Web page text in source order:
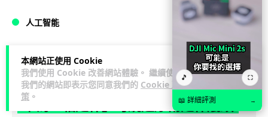
本網站正使用 Cookie
我們使用 Cookie 改善網站體驗。 繼續使用
我們的網站即表示您同意我們的 Cookie 政
策 。
人工智能
Lawton 1 日
華為科學家警告 NVIDIA 已近物理極限
華為「韜定律」可繞過摩爾定律瓶頸
🎵 ⛶
📖 詳細評測 →